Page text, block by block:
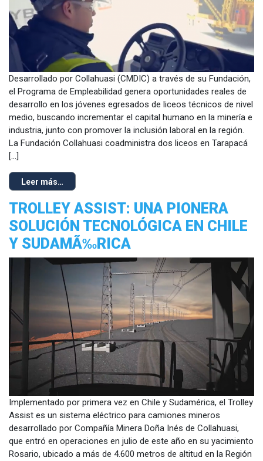
Desarrollado por Collahuasi (CMDIC) a través de su Fundación,
el Programa de Empleabilidad genera oportunidades reales de
desarrollo en los jóvenes egresados de liceos técnicos de nivel
medio, buscando incrementar el capital humano en la minería e
industria, junto con promover la inclusión laboral en la región.
La Fundación Collahuasi coadministra dos liceos en Tarapacá
[…]
Leer más…
TROLLEY ASSIST: UNA PIONERA
SOLUCIÓN TECNOLÓGICA EN CHILE
Y SUDAMÃ‰RICA
Implementado por primera vez en Chile y Sudamérica, el Trolley
Assist es un sistema eléctrico para camiones mineros
desarrollado por Compañía Minera Doña Inés de Collahuasi,
que entró en operaciones en julio de este año en su yacimiento
Rosario, ubicado a más de 4.600 metros de altitud en la Región